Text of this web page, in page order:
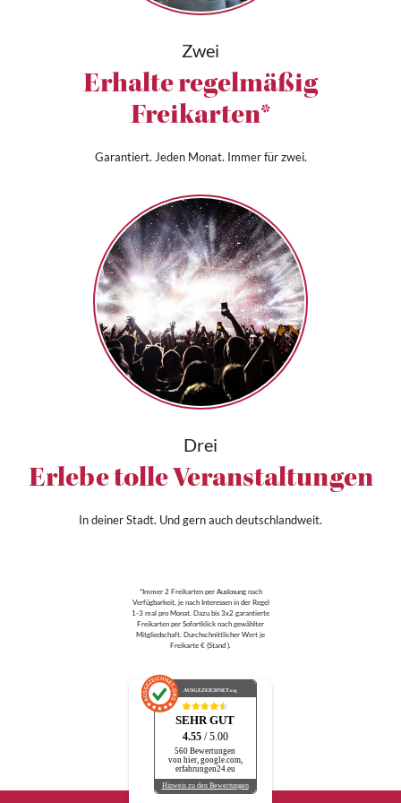
Zwei
Erhalte regelmäßig
Freikarten*
Garantiert. Jeden Monat. Immer für zwei.
Drei
Erlebe tolle Veranstaltungen
In deiner Stadt. Und gern auch deutschlandweit.
*Immer 2 Freikarten per Auslosung nach
Verfügbarkeit, je nach Interessen in der Regel
1-3 mal pro Monat. Dazu bis 3x2 garantierte
Freikarten per Sofortklick nach gewählter
Mitgliedschaft. Durchschnittlicher Wert je
Freikarte € (Stand ).
AUSGEZEICHNET.org
SEHR GUT
4.55 / 5.00
560 Bewertungen
von hier, google.com,
erfahrungen24.eu
Hinweis zu den Bewertungen